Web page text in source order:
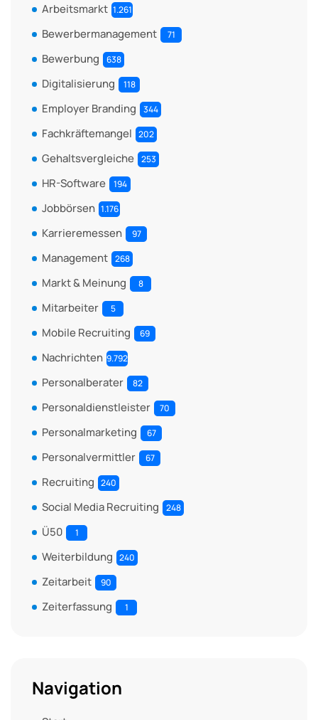
Arbeitsmarkt 1.261
Bewerbermanagement 71
Bewerbung 638
Digitalisierung 118
Employer Branding 344
Fachkräftemangel 202
Gehaltsvergleiche 253
HR-Software 194
Jobbörsen 1.176
Karrieremessen 97
Management 268
Markt & Meinung 8
Mitarbeiter 5
Mobile Recruiting 69
Nachrichten 9.792
Personalberater 82
Personaldienstleister 70
Personalmarketing 67
Personalvermittler 67
Recruiting 240
Social Media Recruiting 248
Ü50 1
Weiterbildung 240
Zeitarbeit 90
Zeiterfassung 1
Navigation